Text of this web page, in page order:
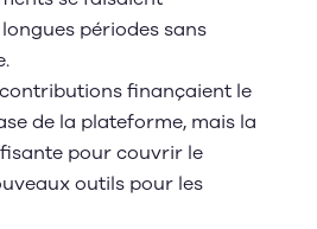
périodes sans
contributions finançaient le
de la plateforme, mais la
pour couvrir le
outils pour les